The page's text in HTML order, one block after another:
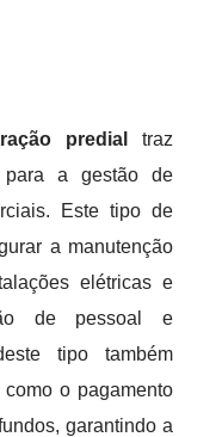
predial
traz
para a gestão de
Este tipo de
a manutenção
elétricas e
de pessoal e
tipo também
o pagamento
garantindo a